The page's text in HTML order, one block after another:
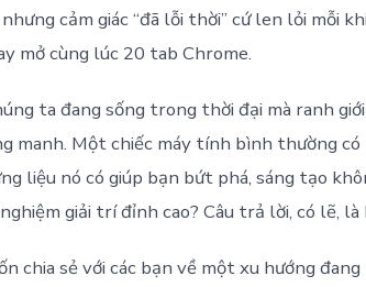
cảm giác “đã lỗi thời” cứ len lỏi mỗi
mở cùng lúc 20 tab Chrome.
ta đang sống trong thời đại mà ranh giới
manh. Một chiếc máy tính bình thường
liệu nó có giúp bạn bứt phá, sáng tạo
giải trí đỉnh cao? Câu trả lời, có lẽ, là
chia sẻ với các bạn về một xu hướng